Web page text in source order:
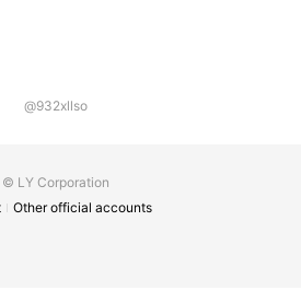
@932xllso
© LY Corporation
Other official accounts